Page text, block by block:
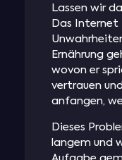
Lassen wir
Das Internet
Ernährung
wovon er
vertrauen
anfangen,
Dieses
langem und